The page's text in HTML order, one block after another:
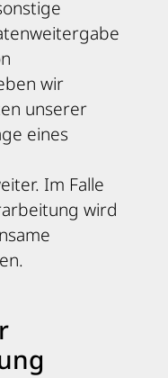
wir
unserer
eines
Im Falle
wird